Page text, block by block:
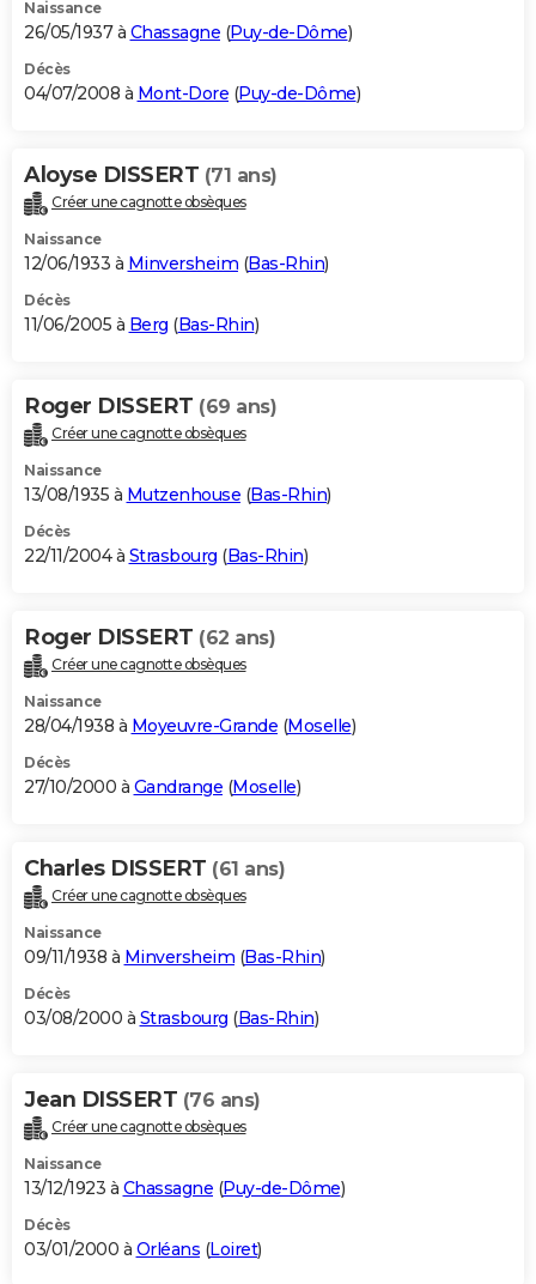
Naissance
26/05/1937 à Chassagne (Puy-de-Dôme)
Décès
04/07/2008 à Mont-Dore (Puy-de-Dôme)
Aloyse DISSERT (71 ans)
Créer une cagnotte obsèques
Naissance
12/06/1933 à Minversheim (Bas-Rhin)
Décès
11/06/2005 à Berg (Bas-Rhin)
Roger DISSERT (69 ans)
Créer une cagnotte obsèques
Naissance
13/08/1935 à Mutzenhouse (Bas-Rhin)
Décès
22/11/2004 à Strasbourg (Bas-Rhin)
Roger DISSERT (62 ans)
Créer une cagnotte obsèques
Naissance
28/04/1938 à Moyeuvre-Grande (Moselle)
Décès
27/10/2000 à Gandrange (Moselle)
Charles DISSERT (61 ans)
Créer une cagnotte obsèques
Naissance
09/11/1938 à Minversheim (Bas-Rhin)
Décès
03/08/2000 à Strasbourg (Bas-Rhin)
Jean DISSERT (76 ans)
Créer une cagnotte obsèques
Naissance
13/12/1923 à Chassagne (Puy-de-Dôme)
Décès
03/01/2000 à Orléans (Loiret)